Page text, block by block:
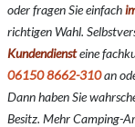
oder fragen Sie einfach
richtigen Wahl.
Kundendiensteine
06150 8662-310an
Dann haben Sie
Besitz. Mehr Camping-